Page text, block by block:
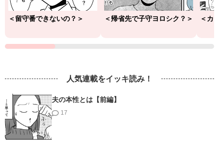
＜留守番できないの？＞ ＜帰省先で子守ヨロシク？＞ ＜カ
人気連載をイッキ読み！
夫の本性とは【前編】
17